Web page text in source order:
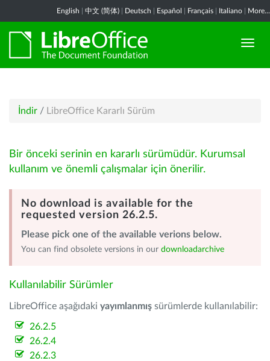
English 中文 (简体) Deutsch Español Français Italiano More...
İndir / LibreOffice Kararlı Sürüm
Bir önceki serinin en kararlı sürümüdür. Kurumsal
kullanım ve önemli çalışmalar için önerilir.
No download is available for the
requested version 26.2.5.
Please pick one of the available verions below.
You can find obsolete versions in our downloadarchive
Kullanılabilir Sürümler
LibreOffice aşağıdaki yayımlanmış sürümlerde kullanılabilir:
26.2.5
26.2.4
26.2.3